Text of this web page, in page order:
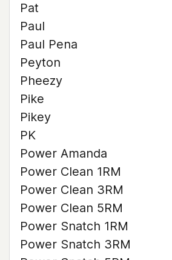
Pat
Paul
Paul Pena
Peyton
Pheezy
Pike
Pikey
PK
Power Amanda
Power Clean 1RM
Power Clean 3RM
Power Clean 5RM
Power Snatch 1RM
Power Snatch 3RM